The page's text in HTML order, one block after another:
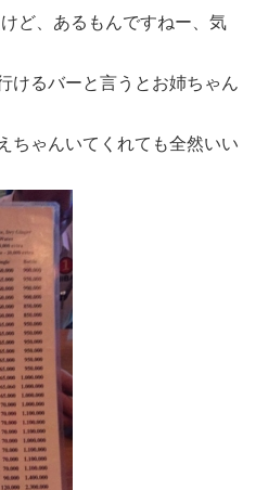
ど、あるもんですねー、気
けるバーと言うとお姉ちゃん
ちゃんいてくれても全然いい